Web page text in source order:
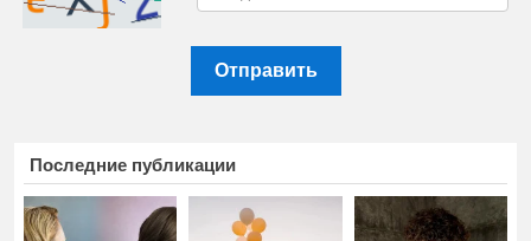
Отправить
Последние публикации